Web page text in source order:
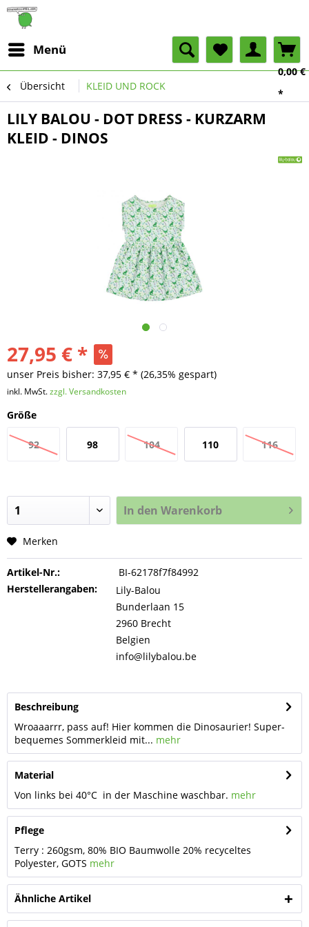
Menü
0,00 €
*
Übersicht KLEID UND ROCK
LILY BALOU - DOT DRESS - KURZARM
KLEID - DINOS
27,95 € *
unser Preis bisher: 37,95 € * (26,35% gespart)
inkl. MwSt.zzgl. Versandkosten
Größe
92 98 104 110 116
In den Warenkorb
Merken
Artikel-Nr.:
BI-62178f7f84992
Herstellerangaben:
Lily-Balou
Bunderlaan 15
2960 Brecht
Belgien
info@lilybalou.be
Beschreibung
Wroaaarrr, pass auf! Hier kommen die Dinosaurier! Super-
bequemes Sommerkleid mit... mehr
Material
Von links bei 40°C in der Maschine waschbar. mehr
Pflege
Terry : 260gsm, 80% BIO Baumwolle 20% recyceltes
Polyester, GOTS mehr
Ähnliche Artikel